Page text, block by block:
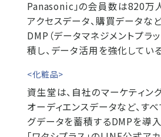
Panasonic」の会員数は820万
アクセスデータ、購買データな
DMP（データマネジメントプラ
積し、データ活用を強化している
<化粧品>
資生堂は、自社のマーケティン
オーディエンスデータなど、す
グデータを蓄積するDMPを導入